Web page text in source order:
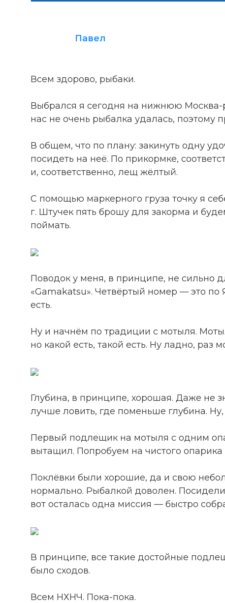
Павел
Всем здорово, рыбаки.
Выбрался я сегодня на нижнюю Москва-
нас не очень рыбалка удалась, поэтому
В общем, что по плану: закинуть одну
посидеть на неё. По прикормке,
и, соответственно, лещ жёлтый.
С помощью маркерного груза точку я
г. Штучек пять брошу для закорма и
поймать.
Поводок у меня, в принципе, не сильно
«Gamakatsu». Четвёртый номер — это
есть.
Ну и начнём по традиции с мотыля.
но какой есть, такой есть. Ну ладно,
Глубина, в принципе, хорошая. Даже не
лучше ловить, где поменьше глубина.
Первый подлещик на мотыля с одним
вытащил. Попробуем на чистого
Поклёвки были хорошие, да и свою
нормально. Рыбалкой доволен.
вот осталась одна миссия — быстро
В принципе, все такие достойные
было сходов.
Всем НХНЧ. Пока-пока.